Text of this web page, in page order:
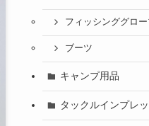
フィッシンググロー
ブーツ
キャンプ用品
タックルインプレ